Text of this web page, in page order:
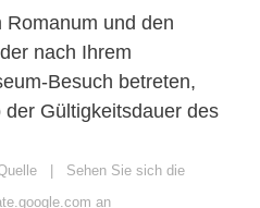
Romanum und den
nach Ihrem
Besuch betreten,
Gültigkeitsdauer des
| Sehen Sie sich die
an